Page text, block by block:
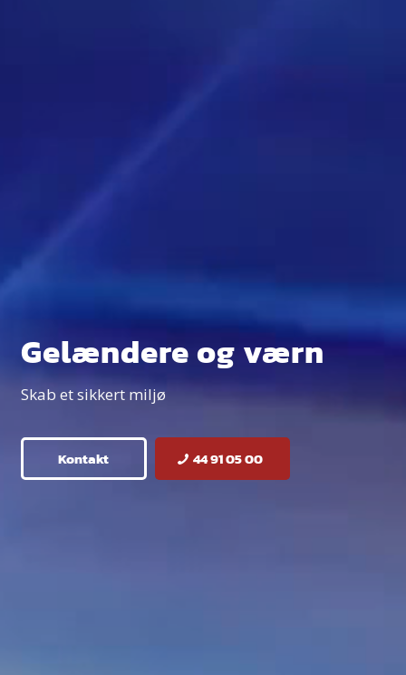
Gelændere og værn
Skab et sikkert miljø
Kontakt 44 91 05 00